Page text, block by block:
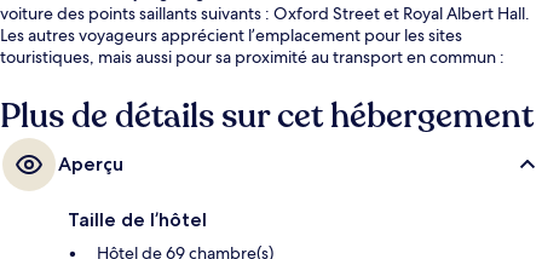
voiture des points saillants suivants : Oxford Street et Royal Albert Hall.
Les autres voyageurs apprécient l’emplacement pour les sites
touristiques, mais aussi pour sa proximité au transport en commun :
Lancaster Gate se situe à 5 minutes à pied.
Plus de détails sur cet hébergement
Aperçu
Taille de l’hôtel
Hôtel de 69 chambre(s)